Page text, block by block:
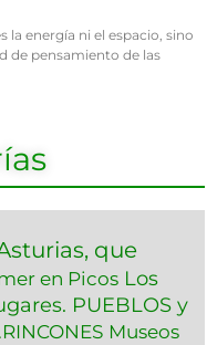
la energía ni el espacio, sino
de pensamiento de las
que
en Picos Los
PUEBLOS y
Museos